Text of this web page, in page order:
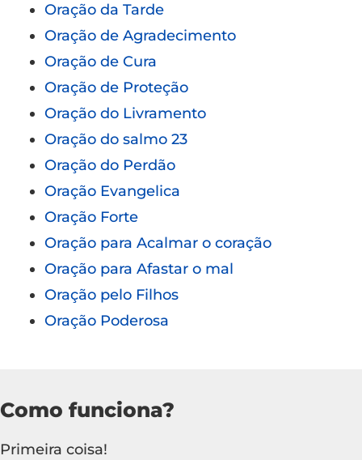
Oração da Tarde
Oração de Agradecimento
Oração de Cura
Oração de Proteção
Oração do Livramento
Oração do salmo 23
Oração do Perdão
Oração Evangelica
Oração Forte
Oração para Acalmar o coração
Oração para Afastar o mal
Oração pelo Filhos
Oração Poderosa
Como funciona?
Primeira coisa!